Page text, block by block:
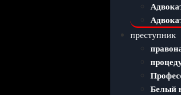
преступник
Белый